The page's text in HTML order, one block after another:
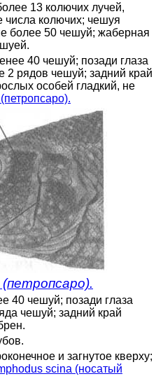
13 колючих лучей,
числа колючих; чешуя
более 50 чешуй; жаберная
40 чешуй; позади глаза
2 рядов чешуй; задний край
особей гладкий, не
40 чешуй; позади глаза
чешуй; задний край
и загнутое кверху;
scina (носатый